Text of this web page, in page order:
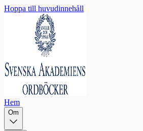
Hoppa till huvudinnehåll
Hem
Om